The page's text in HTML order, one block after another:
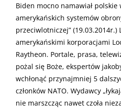
Biden mocno namawiał polskie
amerykańskich systemów
przeciwlotniczej” (19.03.2014r.)
amerykańskimi korporacjami
Raytheon. Portale, prasa,
pożal się Boże, ekspertów
wchłonąć przynajmniej 5
członków NATO. Wydawcy
nie marszcząc nawet czoła